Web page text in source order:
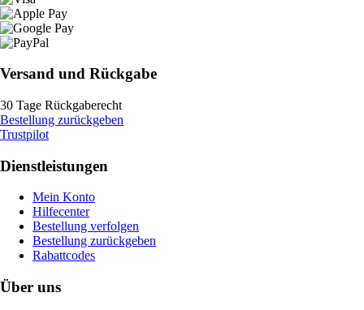
Versand und Rückgabe
30 Tage Rückgaberecht
Bestellung zurückgeben
Trustpilot
Dienstleistungen
Mein Konto
Hilfecenter
Bestellung verfolgen
Bestellung zurückgeben
Rabattcodes
Über uns